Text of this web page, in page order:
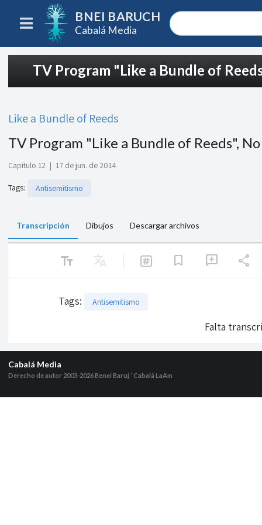
BNEI BARUCH
Cabalá Media
TV Program "Like a Bundle of
Like a Bundle of Reeds
TV Program "Like a Bundle of Reeds",
Capitulo 12 | 17 de jun. de 2014
Tags: Antisemitismo
Transcripción Dibujos Descargar archivos
text_fields Translate bookmark add_comment share
Tags: Antisemitismo
Falta
Cabalá Media
Derecho de autor 2003-2026Benei Baruj ‘ Cabalá LaAm